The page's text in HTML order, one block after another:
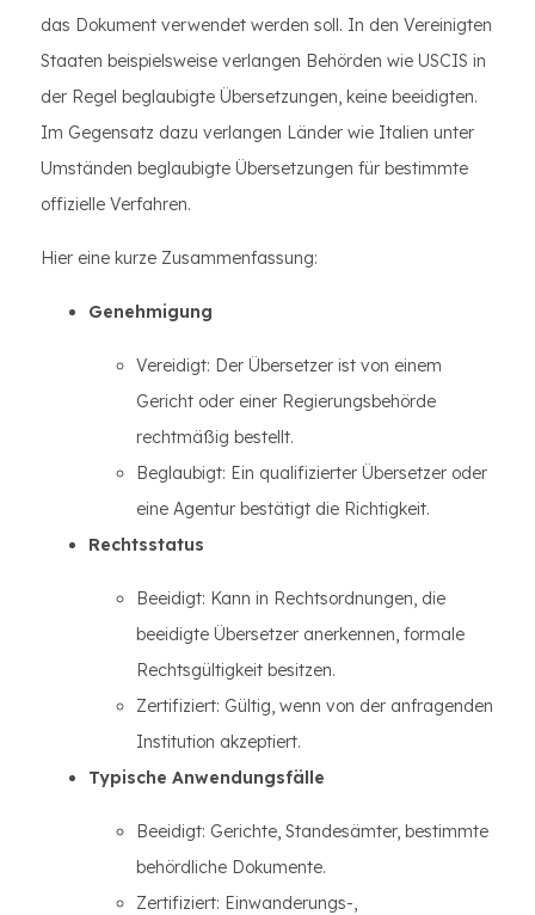
das Dokument verwendet werden soll. In den Vereinigten
Staaten beispielsweise verlangen Behörden wie USCIS in
der Regel beglaubigte Übersetzungen, keine beeidigten.
Im Gegensatz dazu verlangen Länder wie Italien unter
Umständen beglaubigte Übersetzungen für bestimmte
offizielle Verfahren.
Hier eine kurze Zusammenfassung:
Genehmigung
Vereidigt: Der Übersetzer ist von einem
Gericht oder einer Regierungsbehörde
rechtmäßig bestellt.
Beglaubigt: Ein qualifizierter Übersetzer oder
eine Agentur bestätigt die Richtigkeit.
Rechtsstatus
Beeidigt: Kann in Rechtsordnungen, die
beeidigte Übersetzer anerkennen, formale
Rechtsgültigkeit besitzen.
Zertifiziert: Gültig, wenn von der anfragenden
Institution akzeptiert.
Typische Anwendungsfälle
Beeidigt: Gerichte, Standesämter, bestimmte
behördliche Dokumente.
Zertifiziert: Einwanderungs-,